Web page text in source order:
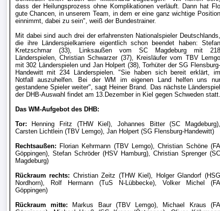
League
Europa
League
Nationalmannschaft
Vereinsnews
WechselgerÃ¼chte
Verletzungspech
FrauenfuÃŸball
Alle
Sportnews
dass der Heilungsprozess ohne Komplikationen verläuft. Dann hat Flo
gute Chancen, in unserem Team, in dem er eine ganz wichtige Position
einnimmt, dabei zu sein", weiß der Bundestrainer.
Mit dabei sind auch drei der erfahrensten Nationalspieler Deutschlands,
die ihre Länderspielkarriere eigentlich schon beendet haben: Stefan
Kretzschmar (33), Linksaußen vom SC Magdeburg mit 218
Länderspielen, Christian Schwarzer (37), Kreisläufer vom TBV Lemgo
mit 302 Länderspielen und Jan Holpert (38), Torhüter der SG Flensburg-
Handewitt mit 234 Länderspielen. "Sie haben sich bereit erklärt, im
Notfall auszuhelfen. Bei der WM im eigenen Land helfen uns nur
gestandene Spieler weiter", sagt Heiner Brand. Das nächste Länderspiel
der DHB-Auswahl findet am 13.Dezember in Kiel gegen Schweden statt.
Das WM-Aufgebot des DHB:
Tor:
Henning Fritz (THW Kiel), Johannes Bitter (SC Magdeburg),
Carsten Lichtlein (TBV Lemgo), Jan Holpert (SG Flensburg-Handewitt)
Rechtsaußen: Florian Kehrmann (TBV Lemgo), Christian Schöne (FA
Göppingen), Stefan Schröder (HSV Hamburg), Christian Sprenger (SC
Magdeburg)
Rückraum rechts: Christian Zeitz (THW Kiel), Holger Glandorf (HSG
Nordhorn), Rolf Hermann (TuS N-Lübbecke), Volker Michel (FA
Göppingen)
Rückraum mitte: Markus Baur (TBV Lemgo), Michael Kraus (FA